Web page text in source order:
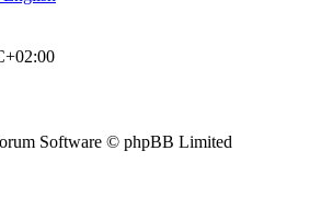
Software © phpBB Limited